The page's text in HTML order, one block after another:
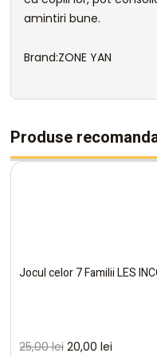
amintiri bune.
Brand:ZONE YAN
Produse
Jocul celor 7 Familii LES
25,00lei 20,00lei